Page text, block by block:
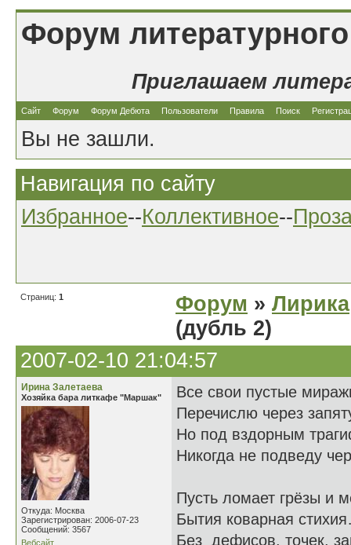
Форум
Приглашаем
Сайт Форум Форум Дебюта Пользователи Правила Поиск
Вы не зашли.
Навигация по сайту
Избранное--Коллективное--
Страниц: 1 Форум » Лирика
(дубль 2)
2007-02-10 21:04:57
Ирина Залетаева
Хозяйка бара литкафе "Маршак"
Откуда: Москва
Зарегистрирован: 2006-07-23
Сообщений: 3567
Вебсайт
Все свои пустые
Перечислю через
Но под вздорным
Никогда не подведу
Пусть ломает грёзы и
Бытия коварная
Без дефисов, точек,